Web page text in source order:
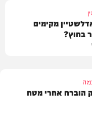
מקימים
בחוץ?
הוברח אחרי מטח